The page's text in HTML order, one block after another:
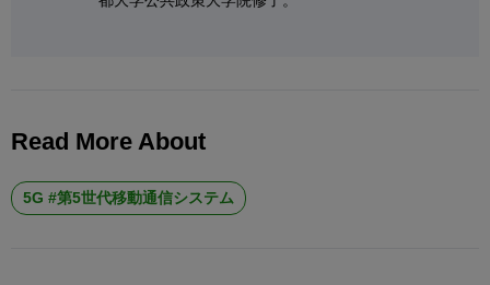
Read More About
5G #第5世代移動通信システム